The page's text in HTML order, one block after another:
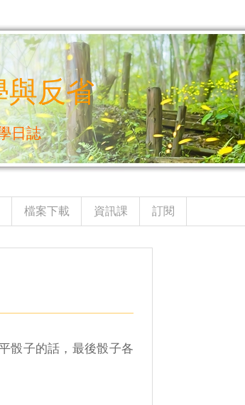
與反省
日誌
檔案下載 資訊課 訂閱
骰子的話，最後骰子各